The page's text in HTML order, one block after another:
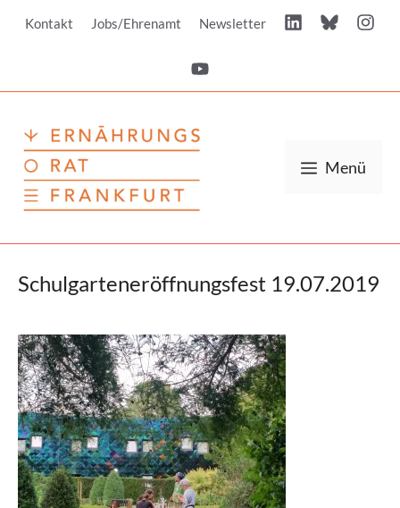
InhaltKontakt Jobs/Ehrenamt Newsletter
Menü
Schulgarteneröffnungsfest 19.07.2019